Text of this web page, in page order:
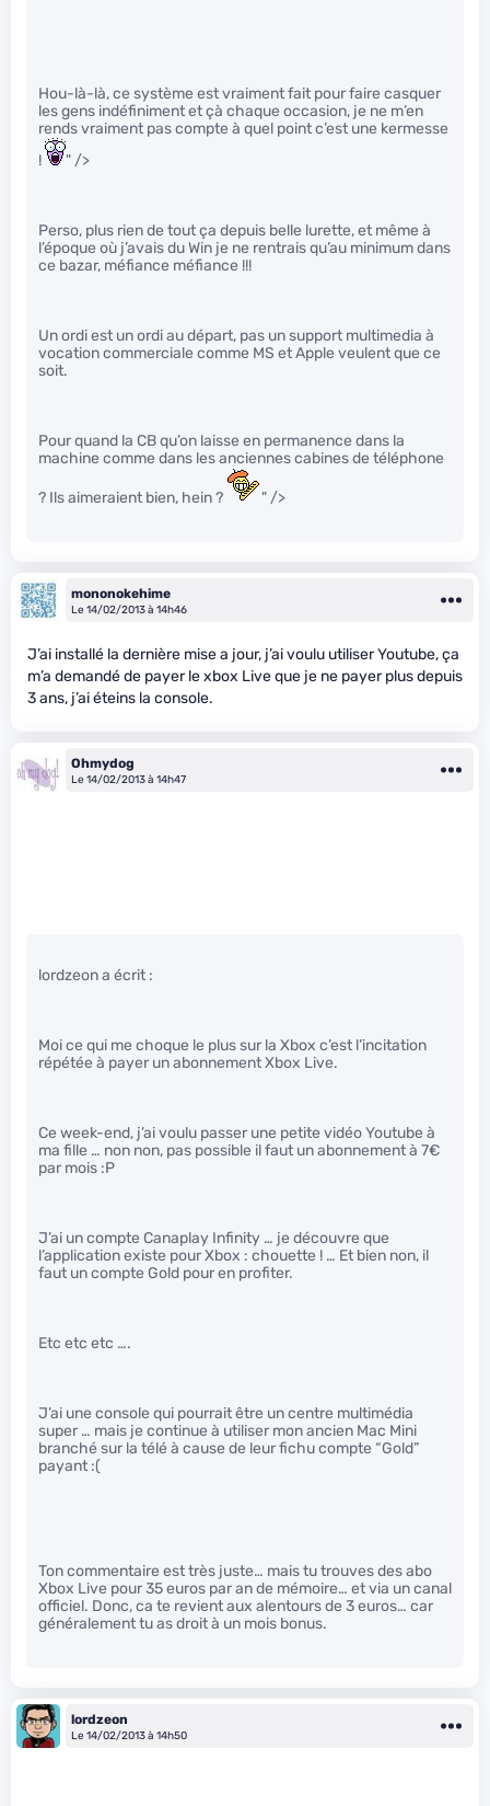
Hou-là-là, ce système est vraiment fait pour faire casquer
les gens indéfiniment et çà chaque occasion, je ne m’en
rends vraiment pas compte à quel point c’est une kermesse
!
" />
Perso, plus rien de tout ça depuis belle lurette, et même à
l’époque où j’avais du Win je ne rentrais qu’au minimum dans
ce bazar, méfiance méfiance !!!
Un ordi est un ordi au départ, pas un support multimedia à
vocation commerciale comme MS et Apple veulent que ce
soit.
Pour quand la CB qu’on laisse en permanence dans la
machine comme dans les anciennes cabines de téléphone
? Ils aimeraient bien, hein ? " />
mononokehime
Le 14/02/2013 à 14h46
J’ai installé la dernière mise a jour, j’ai voulu utiliser Youtube, ça
m’a demandé de payer le xbox Live que je ne payer plus depuis
3 ans, j’ai éteins la console.
Ohmydog
Le 14/02/2013 à 14h47
lordzeon a écrit :
Moi ce qui me choque le plus sur la Xbox c’est l’incitation
répétée à payer un abonnement Xbox Live.
Ce week-end, j’ai voulu passer une petite vidéo Youtube à
ma fille … non non, pas possible il faut un abonnement à 7€
par mois :P
J’ai un compte Canaplay Infinity … je découvre que
l’application existe pour Xbox : chouette ! … Et bien non, il
faut un compte Gold pour en profiter.
Etc etc etc ….
J’ai une console qui pourrait être un centre multimédia
super … mais je continue à utiliser mon ancien Mac Mini
branché sur la télé à cause de leur fichu compte “Gold”
payant :(
Ton commentaire est très juste… mais tu trouves des abo
Xbox Live pour 35 euros par an de mémoire… et via un canal
officiel. Donc, ca te revient aux alentours de 3 euros… car
généralement tu as droit à un mois bonus.
lordzeon
Le 14/02/2013 à 14h50